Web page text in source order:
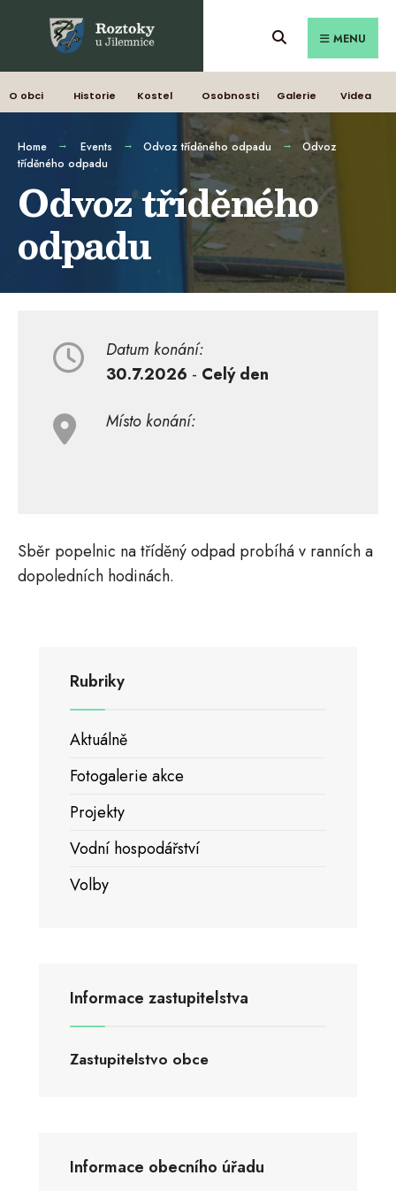
MENU
O obci Historie Kostel Osobnosti Galerie Videa
Home Events Odvoz tříděného odpadu
Odvoz
tříděného odpadu
Odvoz tříděného
odpadu
Datum konání:
30.7.2026 - Celý den
Místo konání:
Sběr popelnic na tříděný odpad probíhá v ranních a
dopoledních hodinách.
Rubriky
Aktuálně
Fotogalerie akce
Projekty
Vodní hospodářství
Volby
Informace zastupitelstva
Zastupitelstvo obce
Informace obecního úřadu